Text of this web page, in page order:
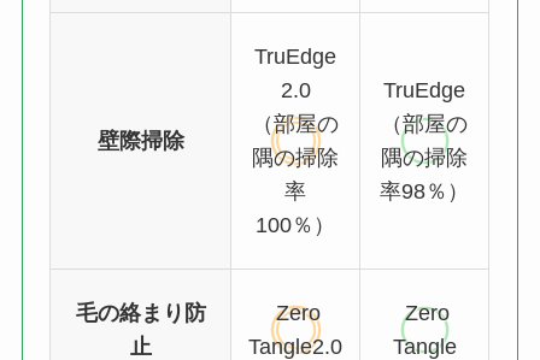
壁際掃除
TruEdge
2.0
（部屋の
隅の掃除
率
100％）
TruEdge
（部屋の
隅の掃除
率98％）
毛の絡まり防
止
Zero
Tangle2.0
Zero
Tangle